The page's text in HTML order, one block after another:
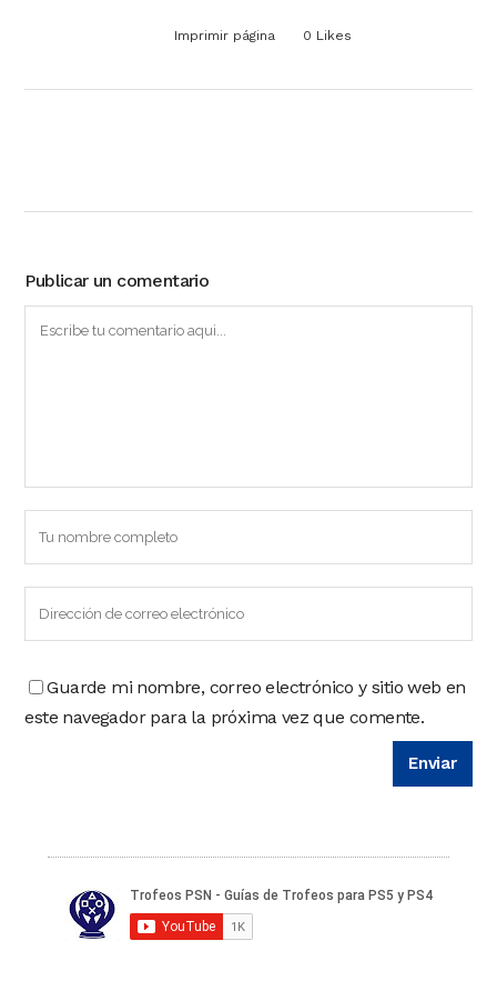
Imprimir página 0 Likes
Publicar un comentario
Guarde mi nombre, correo electrónico y sitio web en
este navegador para la próxima vez que comente.